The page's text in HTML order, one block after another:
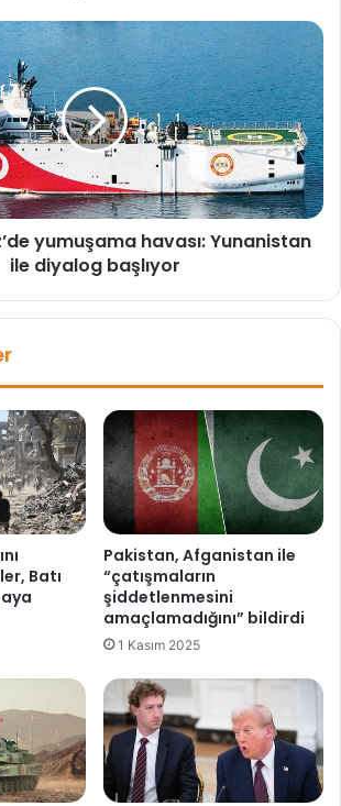
yumuşama havası: Yunanistan
ile diyalog başlıyor
Batı
Pakistan, Afganistan ile
“çatışmaların
şiddetlenmesini
amaçlamadığını” bildirdi
1 Kasım 2025